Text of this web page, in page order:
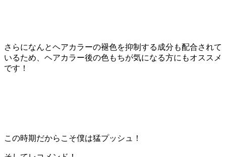
さらになんとヘアカラーの褪色を抑制する成分も配合されて
いるため、ヘアカラー後の色もちが気になる方にもオススメ
です！
この時期だからこそ僕は猛プッシュ！